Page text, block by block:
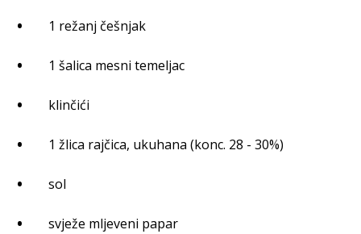
1 režanj češnjak
1 šalica mesni temeljac
klinčići
1 žlica rajčica, ukuhana (konc. 28 - 30%)
sol
svježe mljeveni papar